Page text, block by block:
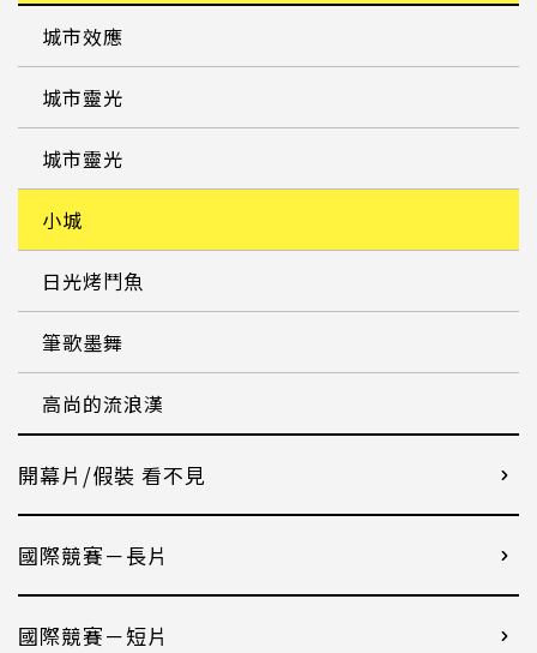
城市效應
城市靈光
城市靈光
小城
日光烤鬥魚
筆歌墨舞
高尚的流浪漢
開幕片/假裝 看不見
國際競賽－長片
國際競賽－短片